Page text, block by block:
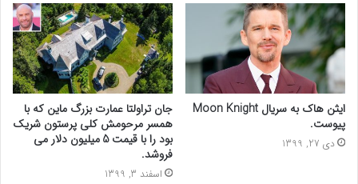
ایثن هاک به سریال Moon Knight
پیوست.
دی 27, 1399
جان تراولتا عمارت بزرگ ماین که با
همسر مرحومش کلی پرستون شریک
بود را با قیمت 5 میلیون دلار می
فروشد.
اسفند 3, 1399